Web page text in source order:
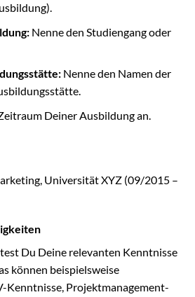
Nenne den Studiengang oder
Nenne den Namen der
Deiner Ausbildung an.
Universität XYZ (09/2015 –
Du Deine relevanten Kenntnisse
können beispielsweise
Kenntnisse, Projektmanagement-